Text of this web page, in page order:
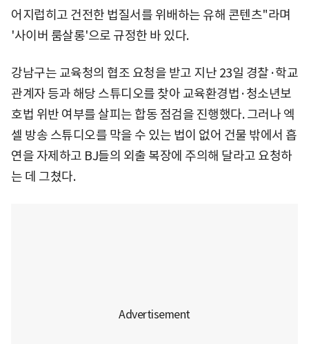
어지럽히고 건전한 법질서를 위배하는 유해 콘텐츠"라며
'사이버 룸살롱'으로 규정한 바 있다.
강남구는 교육청의 협조 요청을 받고 지난 23일 경찰·학교
관계자 등과 해당 스튜디오를 찾아 교육환경법·청소년보
호법 위반 여부를 살피는 합동 점검을 진행했다. 그러나 엑
셀 방송 스튜디오를 막을 수 있는 법이 없어 건물 밖에서 흡
연을 자제하고 BJ들의 외출 복장에 주의해 달라고 요청하
는 데 그쳤다.